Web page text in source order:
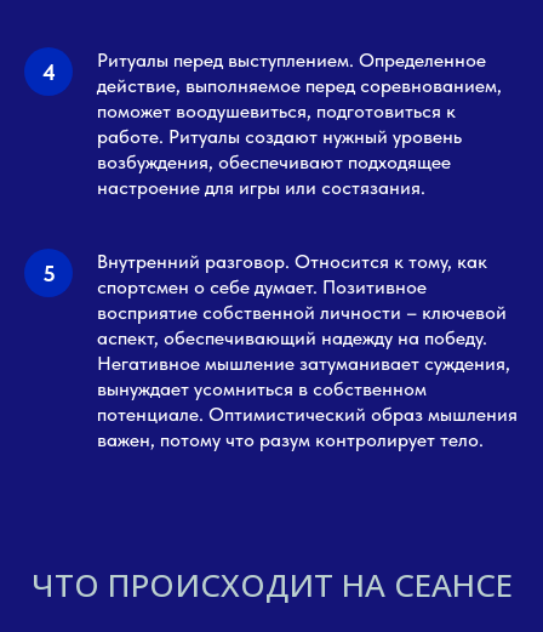
Ритуалы перед выступлением. Определенное
действие, выполняемое перед соревнованием,
поможет воодушевиться, подготовиться к
работе. Ритуалы создают нужный уровень
возбуждения, обеспечивают подходящее
настроение для игры или состязания.
Внутренний разговор. Относится к тому, как
спортсмен о себе думает. Позитивное
восприятие собственной личности – ключевой
аспект, обеспечивающий надежду на победу.
Негативное мышление затуманивает суждения,
вынуждает усомниться в собственном
потенциале. Оптимистический образ мышления
важен, потому что разум контролирует тело.
ЧТО ПРОИСХОДИТ НА СЕАНСЕ